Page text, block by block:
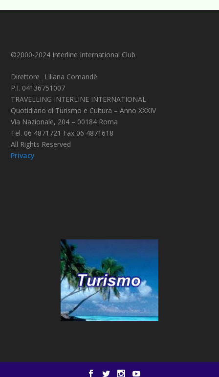
©2000-2024 Interline International Club
Direttore_ Liliana Comandè
P.I. 04136751007
TRAVELLING INTERLINE INTERNATIONAL
Quotidiano di Turismo e Cultura – Anno XXXIV
Via Nazionale, 204 – 00184 Roma
Tel. 06 4871721 Fax 06 4871618
All Rights Reserved
Privacy